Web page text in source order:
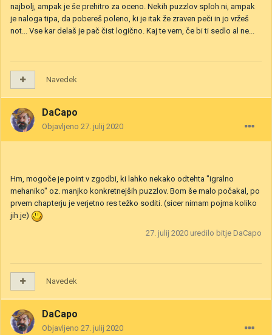
najbolj, ampak je še prehitro za oceno. Nekih puzzlov sploh ni, ampak
je naloga tipa, da pobereš poleno, ki je itak že zraven peči in jo vržeš
not... Vse kar delaš je pač čist logično. Kaj te vem, če bi ti sedlo al ne...
Navedek
DaCapo
Objavljeno 27. julij 2020
Hm, mogoče je point v zgodbi, ki lahko nekako odtehta "igralno
mehaniko" oz. manjko konkretnejših puzzlov. Bom še malo počakal, po
prvem chapterju je verjetno res težko soditi. (sicer nimam pojma koliko
jih je)
27. julij 2020 uredilo bitje DaCapo
Navedek
DaCapo
Objavljeno 27. julij 2020